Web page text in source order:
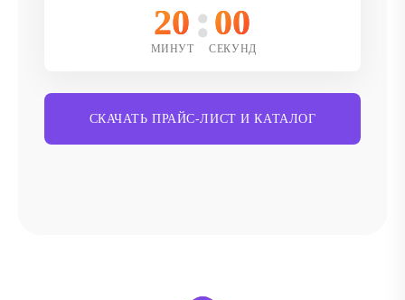
20
МИНУТ
00
СЕКУНД
СКАЧАТЬ ПРАЙС-ЛИСТ И КАТАЛОГ